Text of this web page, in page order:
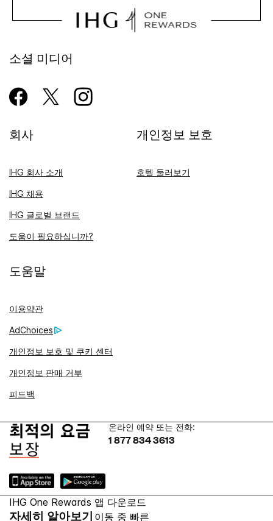
소셜 미디어
회사
IHG 회사 소개
IHG 채용
IHG 글로벌 브랜드
도움이 필요하십니까?
개인정보 보호
호텔 둘러보기
도움말
이용약관
AdChoices
개인정보 보호 및 쿠키 센터
개인정보 판매 거부
피드백
온라인 예약 또는 전화:
1 877 834 3613
IHG One Rewards 앱 다운로드
자세히 알아보기 이동 중 빠른